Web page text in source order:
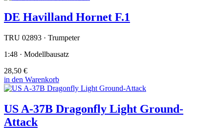
DE Havilland Hornet F.1
TRU 02893 · Trumpeter
1:48 · Modellbausatz
28,50 €
in den Warenkorb
US A-37B Dragonfly Light Ground-
Attack